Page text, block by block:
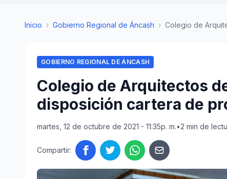
Inicio › Gobierno Regional de Áncash › Colegio de
GOBIERNO REGIONAL DE ÁNCASH
Colegio de Arquitectos
disposición cartera de
martes, 12 de octubre de 2021 - 11:35p. m.•2 min de
Compartir: